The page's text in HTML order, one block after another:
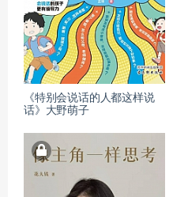
《特别会说话的人都这样说
话》大野萌子